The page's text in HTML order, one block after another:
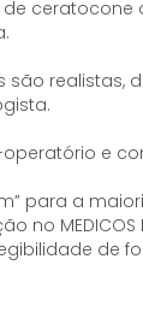
ceratocone
são realistas,
e
para a
no MEDICOS
de